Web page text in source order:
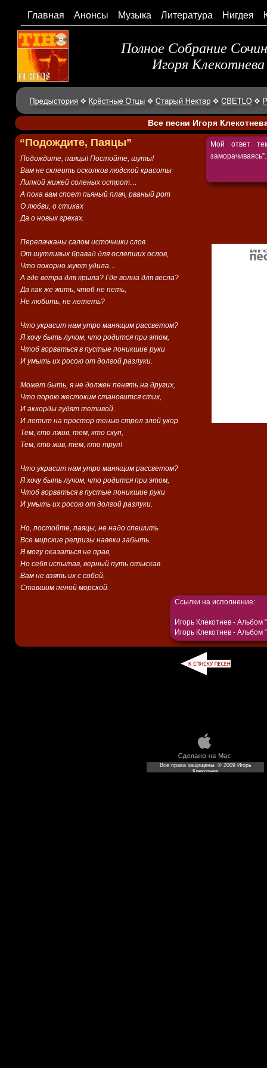
Главная Анонсы Музыка Литература Нигдея
Полное Собрание
Игоря Клекотнева
Все песни Игоря
Мой ответ
Подождите, паяцы! Постойте, шуты!
Вам не склеить осколков людской красоты
Липкой жижей соленых острот…
А пока вам споет пьяный плач, рваный рот
О любви, о стихах
Да о новых грехах.
Перепачканы салом источники слов
От шутливых бравад для ослепших ослов,
Что покорно жуют удила…
А где ветра для крыла? Где волна для весла?
Да как же жить, чтоб не петь,
Не любить, не лететь?
Что украсит нам утро манящим рассветом?
Я хочу быть лучом, что родится при этом,
Чтоб ворваться в пустые поникшие руки
И умыть их росою от долгой разлуки.
Может быть, я не должен пенять на других,
Что порою жестоким становится стих,
И аккорды гудят тетивой.
И летит на простор тенью стрел злой укор
Тем, кто лжив, тем, кто скуп,
Тем, кто жив, тем, кто труп!
Что украсит нам утро манящим рассветом?
Я хочу быть лучом, что родится при этом,
Чтоб ворваться в пустые поникшие руки
И умыть их росою от долгой разлуки.
Но, постойте, паяцы, не надо спешить
Все мирские репризы навеки забыть.
Я могу оказаться не прав,
Но себя испытав, верный путь отыскав
Вам не взять их с собой,
Ставшим пеной морской.
“Подождите, Паяцы”
Ссылки на исполнение:
Игорь Клекотнев - Альбом
Игорь Клекотнев - Альбом
Все права защищены. © 2009 Игорь
Клекотнев